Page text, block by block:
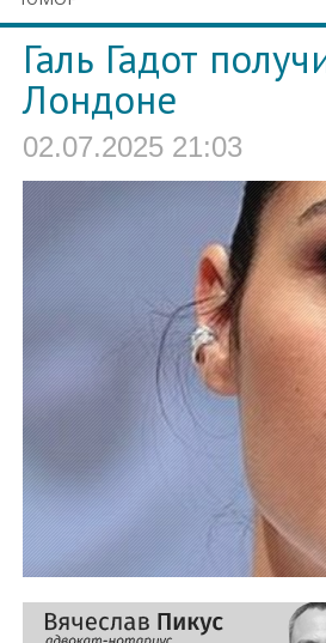
Галь Гадот
Лондоне
02.07.2025 21:03